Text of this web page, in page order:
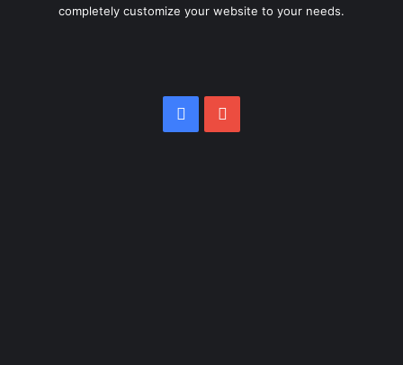
completely customize your website to your needs.
Facebook